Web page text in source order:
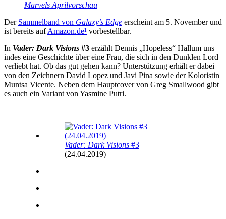
Marvels Aprilvorschau
Der Sammelband von Galaxy’s Edge erscheint am 5. November und
ist bereits aufAmazon.de¹ vorbestellbar.
In Vader: Dark Visions #3 erzählt Dennis „Hopeless“ Hallum uns
indes eine Geschichte über eine Frau, die sich in den Dunklen Lord
verliebt hat. Ob das gut gehen kann? Unterstützung erhält er dabei
von den Zeichnern David Lopez und Javi Pina sowie der Koloristin
Muntsa Vicente. Neben dem Hauptcover von Greg Smallwood gibt
es auch ein Variant von Yasmine Putri.
Vader: Dark Visions #3
(24.04.2019)